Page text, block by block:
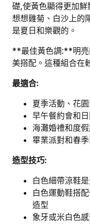
礎,使黃色顯得更加
想想雞菊、白沙上的
是夏日和樂觀的。
**最佳黃色調:**明亮
美搭配。這種組合在
最適合:
夏季活動、花
早午餐約會和
海灘婚禮和度
畢業派對和春
造型技巧:
白色細帶涼鞋
白色運動鞋搭
造型
象牙或米白色